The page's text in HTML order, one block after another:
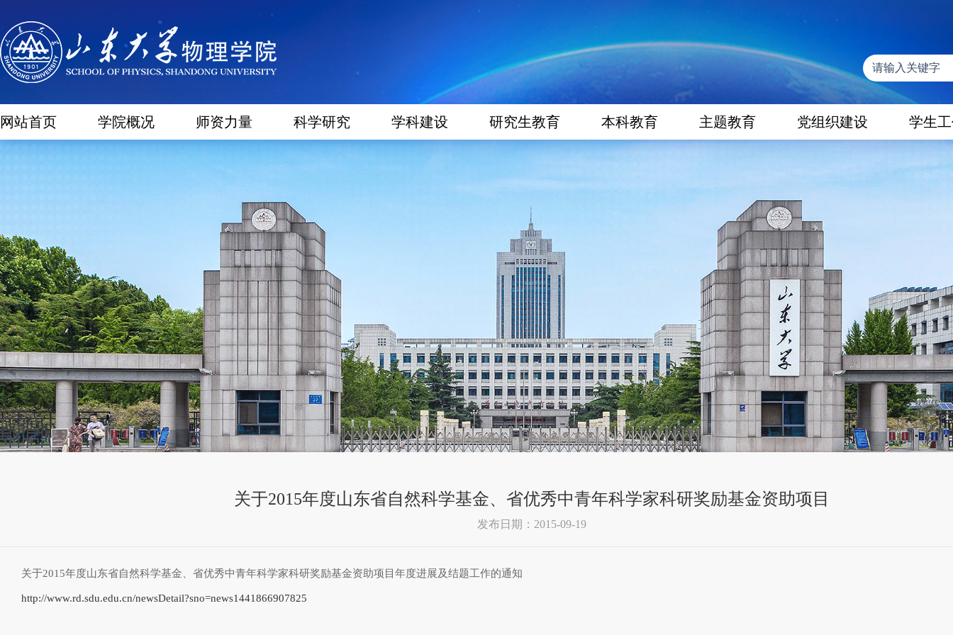
网站首页 学院概况 师资力量 科学研究 学科建设 研究生教育 本科教育 主题教育 党组织建设 学生
关于2015年度山东省自然科学基金、省优秀中青年科学家科研奖励基金资助项目
发布日期：2015-09-19
关于2015年度山东省自然科学基金、省优秀中青年科学家科研奖励基金资助项目年度进展及结题工作的通知
http://www.rd.sdu.edu.cn/newsDetail?sno=news1441866907825